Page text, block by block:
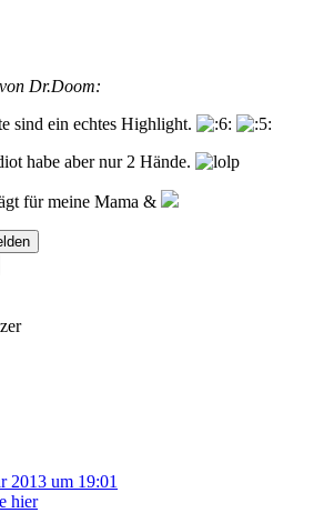
Dr.Doom:
sind ein echtes Highlight.
habe aber nur 2 Hände.
für meine Mama &
2013 um 19:01
hier